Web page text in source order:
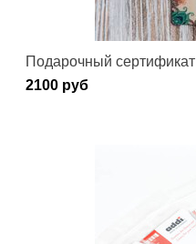
Подарочный сертификат
2100 руб